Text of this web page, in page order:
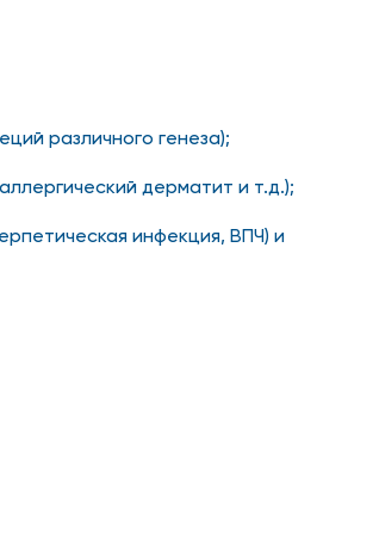
различного генеза);
дерматит и т.д.);
инфекция, ВПЧ) и